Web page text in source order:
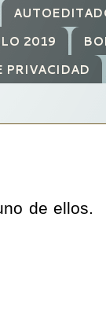
2019
PRIVACIDAD
de ellos.